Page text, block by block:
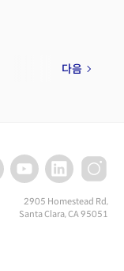
달러와 금리의
일제히 강력한 회복세를
역시 8.20%로 강력한
유소비재가
에너지, 필수소비재,
헬스케어와 산업재는
부터 부정적인 모습을
장 주목을 받고 있는
강력한 모멘텀의
글로벌 경기침체가
다음
2905 Homestead Rd,
Santa Clara, CA 95051